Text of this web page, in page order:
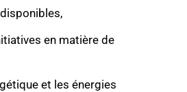
en matière de
et les énergies